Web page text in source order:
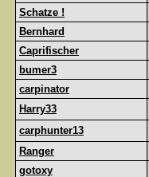
Schatze !
Bernhard
Caprifischer
bumer3
carpinator
Harry33
carphunter13
Ranger
gotoxy